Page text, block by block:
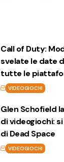
Call of Duty:
svelate le date
tutte le
VIDEOGIOCHI
Glen Schofield
di videogiochi:
di Dead Space
VIDEOGIOCHI